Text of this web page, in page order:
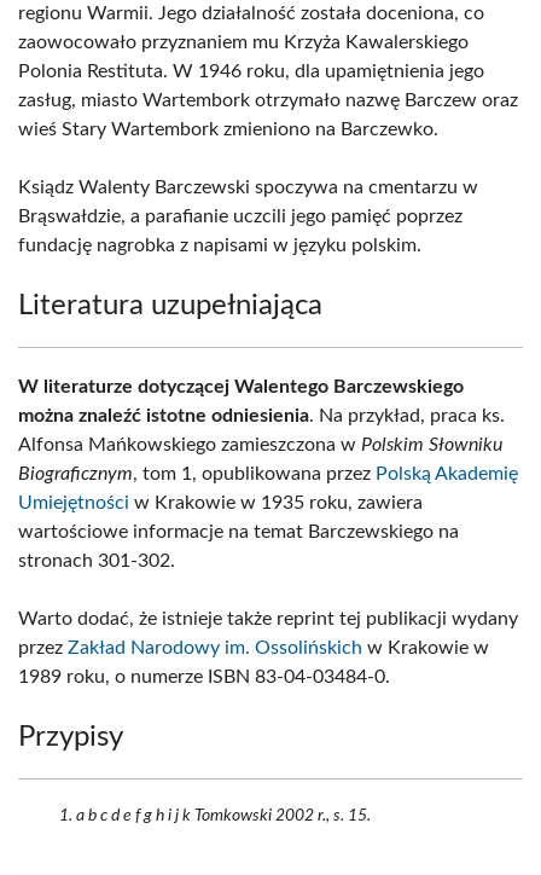
regionu Warmii. Jego działalność została doceniona, co
zaowocowało przyznaniem mu Krzyża Kawalerskiego
Polonia Restituta. W 1946 roku, dla upamiętnienia jego
zasług, miasto Wartembork otrzymało nazwę Barczew oraz
wieś Stary Wartembork zmieniono na Barczewko.
Ksiądz Walenty Barczewski spoczywa na cmentarzu w
Brąswałdzie, a parafianie uczcili jego pamięć poprzez
fundację nagrobka z napisami w języku polskim.
Literatura uzupełniająca
W literaturze dotyczącej Walentego Barczewskiego
można znaleźć istotne odniesienia. Na przykład, praca ks.
Alfonsa Mańkowskiego zamieszczona w Polskim Słowniku
Biograficznym, tom 1, opublikowana przez Polską Akademię
Umiejętności w Krakowie w 1935 roku, zawiera
wartościowe informacje na temat Barczewskiego na
stronach 301-302.
Warto dodać, że istnieje także reprint tej publikacji wydany
przez Zakład Narodowy im. Ossolińskich w Krakowie w
1989 roku, o numerze ISBN 83-04-03484-0.
Przypisy
a b c d e f g h i j k Tomkowski 2002 r., s. 15.